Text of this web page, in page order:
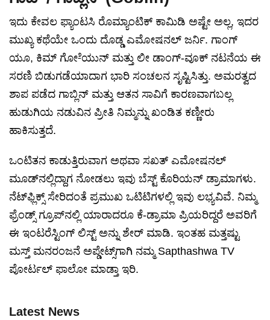
ಇದು ಕೇವಲ ಫ್ಯಾಂಟಸಿ ರೊಮ್ಯಾಂಟಿಕ್ ಕಾಮಿಡಿ ಅಷ್ಟೇ ಅಲ್ಲ, ಇದರ
ಮುಖ್ಯ ಕಥೆಯೇ ಒಂದು ದೊಡ್ಡ ಎಮೋಷನಲ್ ಜರ್ನಿ. ಗಾಂಗ್
ಯೂ, ಕಿಮ್ ಗೋ-ೆಯುನ್ ಮತ್ತು ಲೀ ಡಾಂಗ್-ವೂಕ್ ನಟನೆಯ ಈ
ಸರಣಿ ಬಿಡುಗಡೆಯಾದಾಗ ಭಾರಿ ಸಂಚಲನ ಸೃಷ್ಟಿಸಿತ್ತು. ಅಮರತ್ವದ
ಶಾಪ ಪಡೆದ ಗಾಬ್ಲಿನ್ ಮತ್ತು ಆತನ ಸಾವಿಗೆ ಕಾರಣವಾಗಬಲ್ಲ
ಹುಡುಗಿಯ ನಡುವಿನ ಪ್ರೀತಿ ನಿಮ್ಮನ್ನು ಖಂಡಿತ ಕಣ್ಣೀರು
ಹಾಕಿಸುತ್ತದೆ.
ಒಂಟಿತನ ಕಾಡುತ್ತಿರುವಾಗ ಅಥವಾ ಸಖತ್ ಎಮೋಷನಲ್
ಮೂಡ್‌ನಲ್ಲಿದ್ದಾಗ ನೋಡಲು ಇವು ಬೆಸ್ಟ್ ಕೊರಿಯನ್ ಡ್ರಾಮಾಗಳು.
ನೆಟ್‌ಫ್ಲಿಕ್ಸ್ ಸೇರಿದಂತೆ ಪ್ರಮುಖ ಒಟಿಟಿಗಳಲ್ಲಿ ಇವು ಲಭ್ಯವಿವೆ. ನಿಮ್ಮ
ಫ್ರೆಂಡ್ಸ್ ಗ್ರೂಪ್‌ನಲ್ಲಿ ಯಾರಾದರೂ ಕೆ-ಡ್ರಾಮಾ ಪ್ರಿಯರಿದ್ದರೆ ಅವರಿಗೆ
ಈ ಇಂಟರೆಸ್ಟಿಂಗ್ ಲಿಸ್ಟ್ ಅನ್ನು ಶೇರ್ ಮಾಡಿ. ಇಂತಹ ಮತ್ತಷ್ಟು
ಮಸ್ತ್ ಮನರಂಜನೆ ಅಪ್ಡೇಟ್ಸ್‌ಗಾಗಿ ನಮ್ಮ Sapthashwa TV
ಪೋರ್ಟಲ್ ಫಾಲೋ ಮಾಡ್ತಾ ಇರಿ.
Latest News